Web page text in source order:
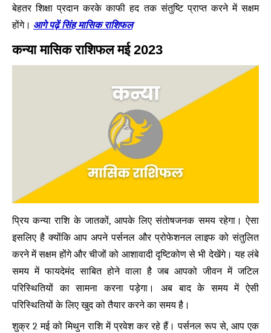
बेहतर शिक्षा प्रदान करके काफी हद तक संतुष्टि प्राप्त करने में सक्षम
होंगे। आगे पढ़ें सिंह मासिक राशिफल
कन्या मासिक राशिफल मई 2023
प्रिय कन्या राशि के जातकों, आपके लिए संतोषजनक समय रहेगा। ऐसा
इसलिए है क्योंकि आप अपने पर्सनल और प्रोफेशनल लाइफ को संतुलित
करने में सक्षम होंगे और चीजों को आशावादी दृष्टिकोण से भी देखेंगे। यह लंबे
समय में फायदेमंद साबित होने वाला है जब आपको जीवन में जटिल
परिस्थितियों का सामना करना पड़ेगा। अब बाद के समय में ऐसी
परिस्थितियों के लिए खुद को तैयार करने का समय है।
शुक्र 2 मई को मिथुन राशि में प्रवेश कर रहे हैं। पर्सनल रूप से, आप एक